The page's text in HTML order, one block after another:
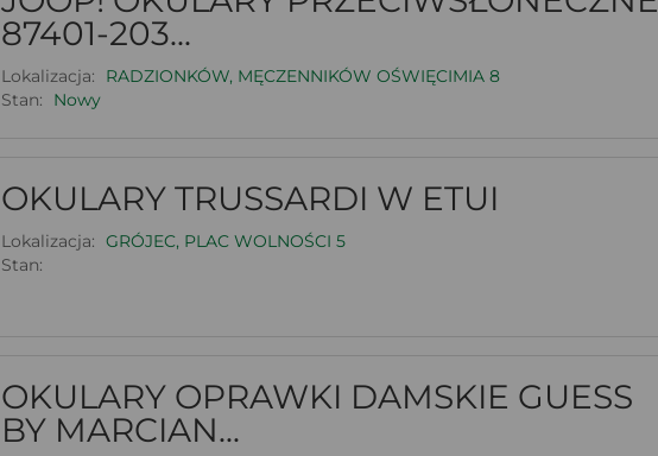
87401-203...
Lokalizacja:
RADZIONKÓW, MĘCZENNIKÓW OŚWIĘCIMIA 8
Stan:
Nowy
OKULARY TRUSSARDI W ETUI
Lokalizacja: GRÓJEC, PLAC WOLNOŚCI 5
Stan:
OKULARY OPRAWKI DAMSKIE GUESS
BY MARCIAN...